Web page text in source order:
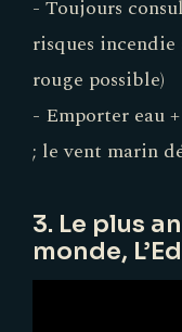
- Toujours
risques
rouge possible)
- Emporter eau
; le vent marin
3. Le plus
monde,